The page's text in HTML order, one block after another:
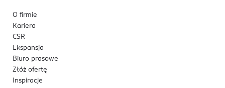
O firmie
Kariera
CSR
Ekspansja
Biuro prasowe
Złóż ofertę
Inspiracje